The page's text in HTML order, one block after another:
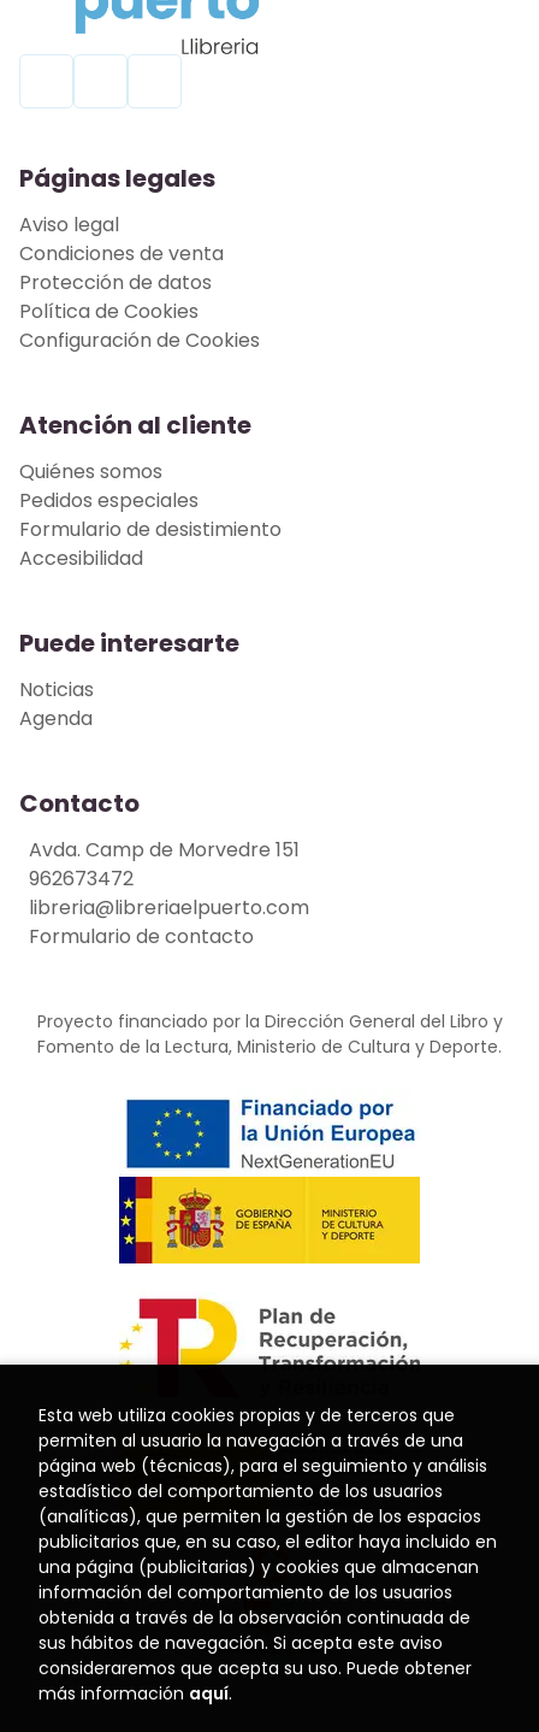
Páginas legales
Aviso legal
Condiciones de venta
Protección de datos
Política de Cookies
Configuración de Cookies
Atención al cliente
Quiénes somos
Pedidos especiales
Formulario de desistimiento
Accesibilidad
Puede interesarte
Noticias
Agenda
Contacto
Avda. Camp de Morvedre 151
962673472
libreria@libreriaelpuerto.com
Formulario de contacto
Proyecto financiado por la Dirección General del Libro y
Fomento de la Lectura, Ministerio de Cultura y Deporte.
Esta web utiliza cookies propias y de terceros que
permiten al usuario la navegación a través de una
página web (técnicas), para el seguimiento y análisis
estadístico del comportamiento de los usuarios
(analíticas), que permiten la gestión de los espacios
publicitarios que, en su caso, el editor haya incluido en
una página (publicitarias) y cookies que almacenan
información del comportamiento de los usuarios
obtenida a través de la observación continuada de
sus hábitos de navegación. Si acepta este aviso
consideraremos que acepta su uso. Puede obtener
más información aquí.